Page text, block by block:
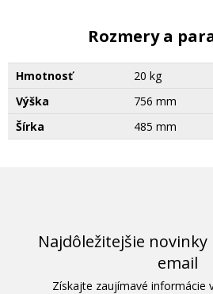
Rozmery a
Hmotnosť
20 kg
Výška
756 mm
Šírka
485 mm
Najdôležitejšie
email
Získajte zaujímavé informácie